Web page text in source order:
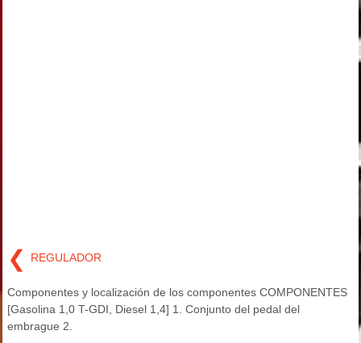
❮ REGULADOR
Componentes y localización de los componentes COMPONENTES
[Gasolina 1,0 T-GDI, Diesel 1,4] 1. Conjunto del pedal del
embrague 2.